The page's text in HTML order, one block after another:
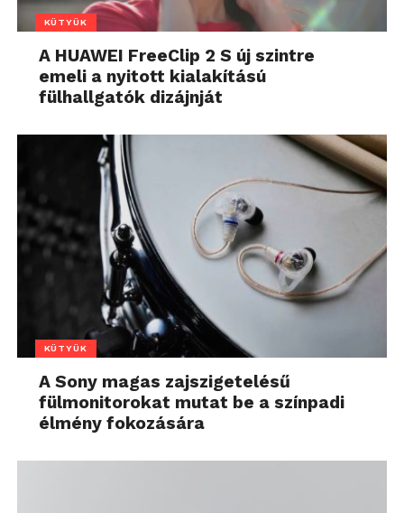
KÜTYÜK
A HUAWEI FreeClip 2 S új szintre
emeli a nyitott kialakítású
fülhallgatók dizájnját
KÜTYÜK
A Sony magas zajszigetelésű
fülmonitorokat mutat be a színpadi
élmény fokozására